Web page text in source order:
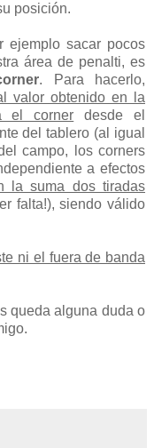
posición.
ejemplo sacar pocos
área de penalti, es
. Para hacerlo,
valor obtenido en la
el corner desde el
del tablero (al igual
campo, los corners
a efectos
la suma dos tiradas
falta!), siendo válido
ni el fuera de banda
queda alguna duda o